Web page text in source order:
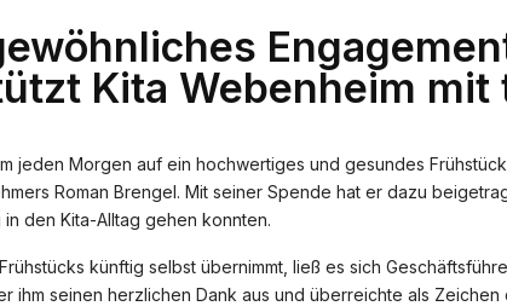
Kita Webenheim mit
jeden Morgen auf ein hochwertiges und gesundes
Roman Brengel. Mit seiner Spende hat er dazu
den Kita-Alltag gehen konnten.
künftig selbst übernimmt, ließ es sich
ihm seinen herzlichen Dank aus und überreichte als